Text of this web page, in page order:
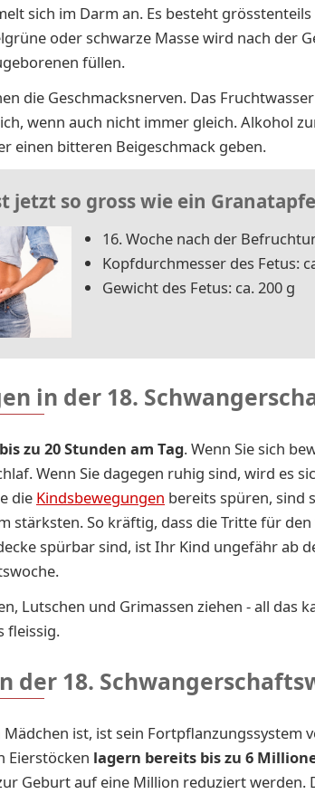
sich im Darm an. Es besteht
oder schwarze Masse wird nach der
füllen.
die Geschmacksnerven. Das
wenn auch nicht immer gleich. Alkohol
einen bitteren Beigeschmack geben.
jetzt so gross wie ein
16. Woche nach der
Kopfdurchmesser des Fetus:
Gewicht des Fetus: ca. 200 g
in der 18.
zu 20 Stunden am Tag. Wenn Sie sich
Wenn Sie dagegen ruhig sind, wird es
die Kindsbewegungen bereits spüren, sind
stärksten. So kräftig, dass die Tritte für
spürbar sind, ist Ihr Kind ungefähr ab
Lutschen und Grimassen ziehen - all das
fleissig.
der 18.
Mädchen ist, ist sein Fortpflanzungssystem
Eierstöcken lagern bereits bis zu 6
Geburt auf eine Million reduziert werden.